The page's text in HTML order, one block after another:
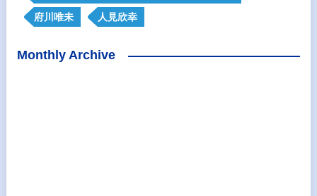
府川唯未 人見欣幸
Monthly Archive